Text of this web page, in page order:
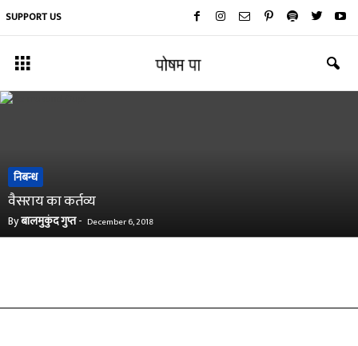
SUPPORT US
निबन्ध
वैसराय का कर्तव्य
Byबालमुकुंद गुप्त- December 6, 2018